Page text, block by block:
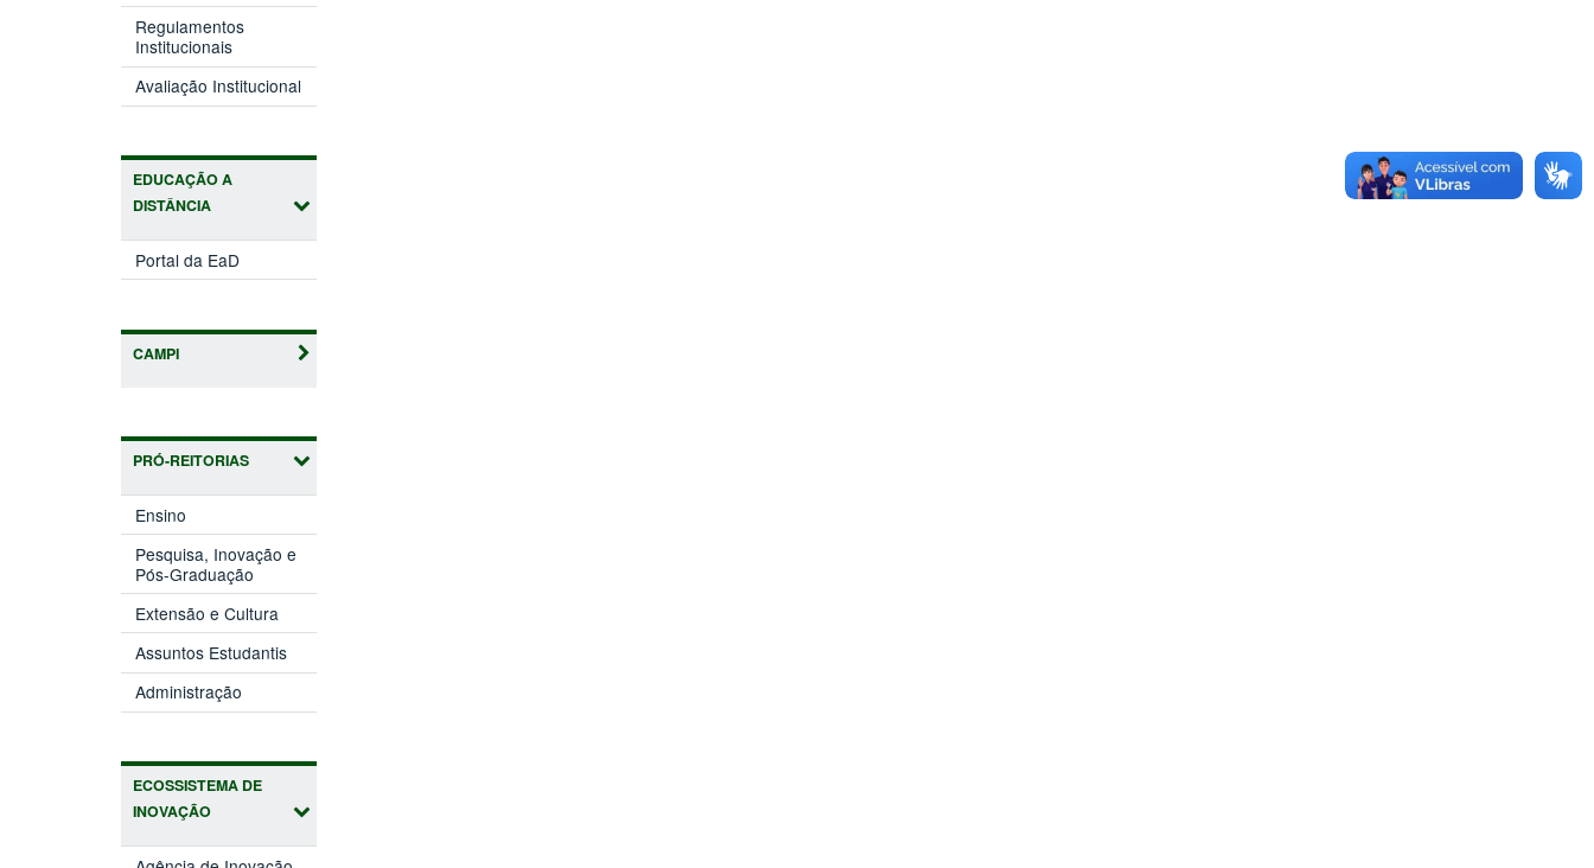
Regulamentos
Institucionais
Avaliação Institucional
EDUCAÇÃO A
DISTÂNCIA
Portal da EaD
CAMPI
PRÓ-REITORIAS
Ensino
em
nova
janela)
Pesquisa, Inovação e
Pós-Graduação (abre
em
nova
janela)
Extensão e Cultura
em
nova
janela)
Assuntos Estudantis(abre
em
janela)
Administração
em
ECOSSISTEMA DE
INOVAÇÃO